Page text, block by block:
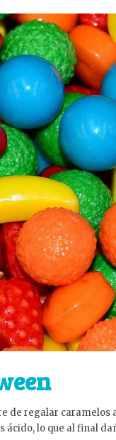
de regalar caramelos
ácido, lo que al final